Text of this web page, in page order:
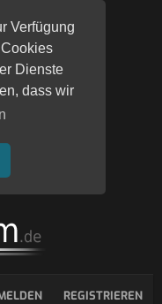
Verfügung
Dienste
dass wir
REGISTRIEREN